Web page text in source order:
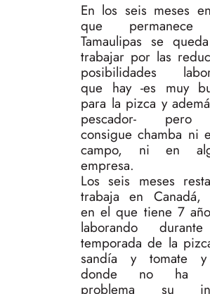
En los seis meses
que
Tamaulipas se
trabajar por las
posibilidades
que hay -es muy
para la pizca y
pescador-
consigue chamba ni
campo, ni en
empresa.
Los seis meses
trabaja en Canadá,
en el que tiene 7
laborando
temporada de la
sandía y tomate
donde no ha
problema su